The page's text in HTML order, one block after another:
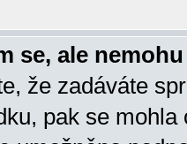
se, ale
že zadáváte
pak se